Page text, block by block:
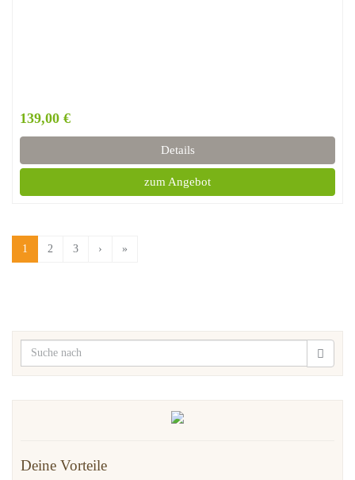
139,00 €
Details
zum Angebot
1 2 3 › »
Deine Vorteile